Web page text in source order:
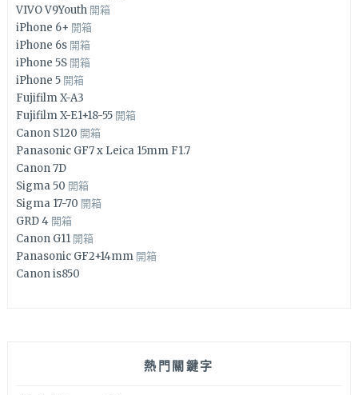
VIVO V9Youth 開箱
iPhone 6+ 開箱
iPhone 6s 開箱
iPhone 5S 開箱
iPhone 5 開箱
Fujifilm X-A3
Fujifilm X-E1+18-55 開箱
Canon S120 開箱
Panasonic GF7 x Leica 15mm F1.7
Canon 7D
Sigma 50 開箱
Sigma 17-70 開箱
GRD 4 開箱
Canon G11 開箱
Panasonic GF2+14mm 開箱
Canon is850
熱門關鍵字